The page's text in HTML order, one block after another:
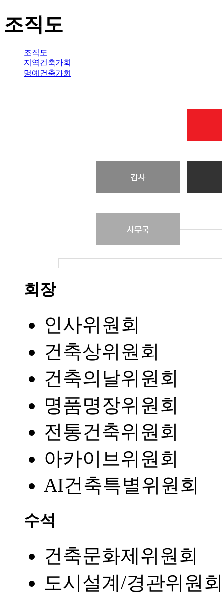
조직도
조직도
지역건축가회
명예건축가회
회장
인사위원회
건축상위원회
건축의날위원회
명품명장위원회
전통건축위원회
아카이브위원회
AI건축특별위원회
수석
건축문화제위원회
도시설계/경관위원